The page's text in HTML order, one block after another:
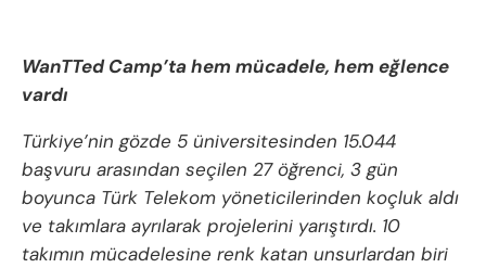
WanTTed Camp’ta hem mücadele, hem eğlence
vardı
Türkiye’nin gözde 5 üniversitesinden 15.044
başvuru arasından seçilen 27 öğrenci, 3 gün
boyunca Türk Telekom yöneticilerinden koçluk aldı
ve takımlara ayrılarak projelerini yarıştırdı. 10
takımın mücadelesine renk katan unsurlardan biri